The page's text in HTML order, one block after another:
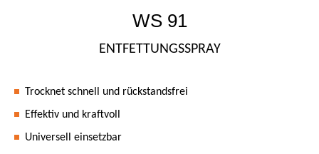
WS 91
ENTFETTUNGSSPRAY
Trocknet schnell und rückstandsfrei
Effektiv und kraftvoll
Universell einsetzbar